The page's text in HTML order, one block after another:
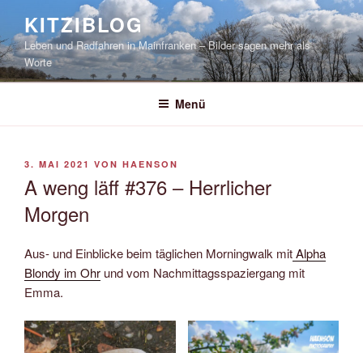
springen
KITZIBLOG
Leben und Radfahren in Mainfranken – Bilder sagen mehr als
Worte
Menü
VERÖFFENTLICHT
3. MAI 2021 VON HAENSON
A weng läff #376 – Herrlicher
Morgen
Aus- und Einblicke beim täglichen Morningwalk mitAlpha
Blondy im Ohr und vom Nachmittagsspaziergang mit
Emma.